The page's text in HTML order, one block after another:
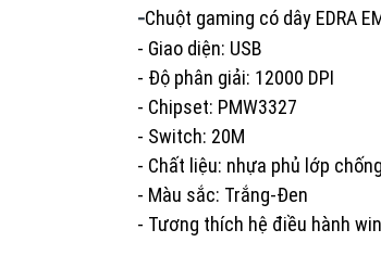
-Chuột gaming có dây EDRA
- Giao diện: USB
- Độ phân giải: 12000 DPI
- Chipset: PMW3327
- Switch: 20M
- Chất liệu: nhựa phủ lớp
- Màu sắc: Trắng-Đen
- Tương thích hệ điều hành